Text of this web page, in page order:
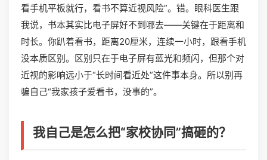
看手机平板就行，看书不算近视风险”。错。眼科医生跟
我说，书本其实比电子屏好不到哪去——关键在于距离和
时长。你趴着看书，距离20厘米，连续一小时，跟看手机
没本质区别。区别只在于电子屏有蓝光和频闪，但那个对
近视的影响远小于“长时间看近处”这件事本身。所以别再
骗自己“我家孩子爱看书，没事的”。
我自己是怎么把“家校协同”搞砸的？